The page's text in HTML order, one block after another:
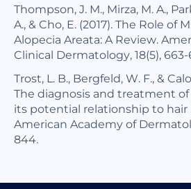
Thompson, J. M., Mirza, M. A.,
A., & Cho, E. (2017). The Role of
Alopecia Areata: A Review.
Clinical Dermatology, 18(5), 663-
Trost, L. B., Bergfeld, W. F., &
The diagnosis and treatment
its potential relationship to hair
American Academy of
844.